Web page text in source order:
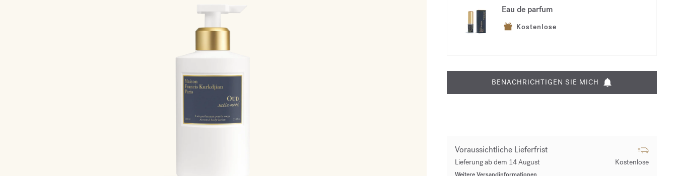
Eau de parfum
Kostenlose
BENACHRICHTIGEN SIE MICH
Voraussichtliche Lieferfrist
Lieferung ab dem 14 August Kostenlose